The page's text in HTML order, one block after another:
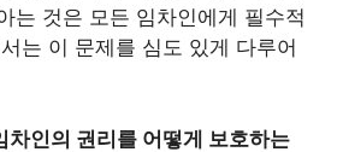
는 것은 모든 임차인에게 필수적
는 이 문제를 심도 있게 다루어
차인의 권리를 어떻게 보호하는